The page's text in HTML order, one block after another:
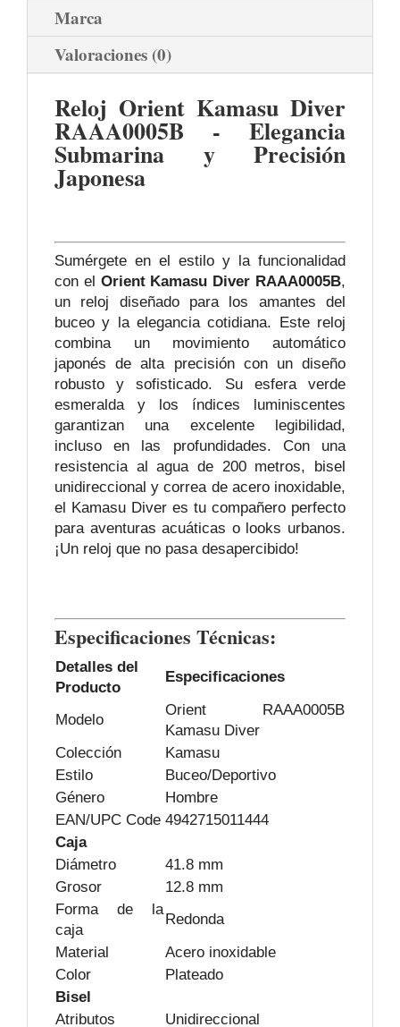
Marca
Valoraciones (0)
Reloj Orient Kamasu Diver
RAAA0005B - Elegancia
Submarina y Precisión
Japonesa
Sumérgete en el estilo y la funcionalidad
con el Orient Kamasu Diver RAAA0005B,
un reloj diseñado para los amantes del
buceo y la elegancia cotidiana. Este reloj
combina un movimiento automático
japonés de alta precisión con un diseño
robusto y sofisticado. Su esfera verde
esmeralda y los índices luminiscentes
garantizan una excelente legibilidad,
incluso en las profundidades. Con una
resistencia al agua de 200 metros, bisel
unidireccional y correa de acero inoxidable,
el Kamasu Diver es tu compañero perfecto
para aventuras acuáticas o looks urbanos.
¡Un reloj que no pasa desapercibido!
Especificaciones Técnicas:
Detalles del
Producto
Especificaciones
Modelo
Orient RAAA0005B
Kamasu Diver
Colección
Kamasu
Estilo
Buceo/Deportivo
Género
Hombre
EAN/UPC Code 4942715011444
Caja
Diámetro
41.8 mm
Grosor
12.8 mm
Forma de la
caja
Redonda
Material
Acero inoxidable
Color
Plateado
Bisel
Atributos
Unidireccional